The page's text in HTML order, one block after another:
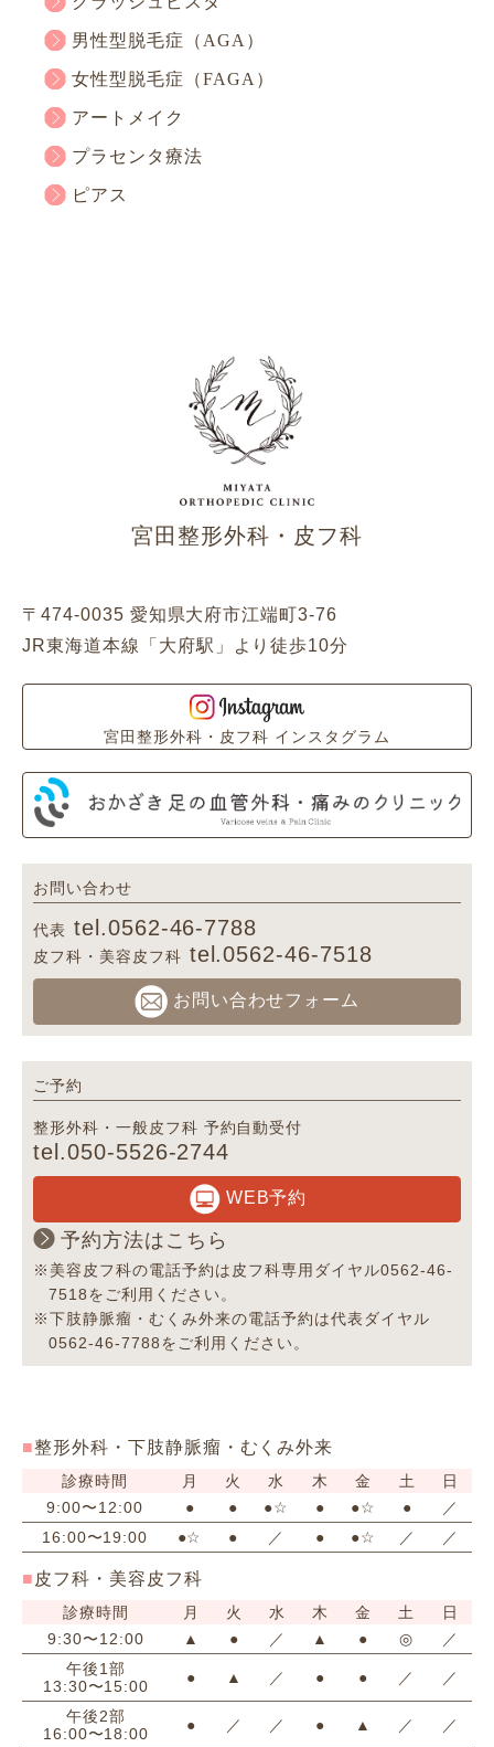
男性型脱毛症（AGA）
女性型脱毛症（FAGA）
アートメイク
プラセンタ療法
ピアス
宮田整形外科・皮フ科
〒474-0035 愛知県大府市江端町3-76
JR東海道本線「大府駅」より徒歩10分
宮田整形外科・皮フ科 インスタグラム
お問い合わせ
代表 tel.0562-46-7788
皮フ科・美容皮フ科 tel.0562-46-7518
お問い合わせフォーム
ご予約
整形外科・一般皮フ科 予約自動受付
tel.050-5526-2744
WEB予約
予約方法はこちら
※美容皮フ科の電話予約は皮フ科専用ダイヤル0562-46-
7518をご利用ください。
※下肢静脈瘤・むくみ外来の電話予約は代表ダイヤル
0562-46-7788をご利用ください。
整形外科・下肢静脈瘤・むくみ外来
診療時間 月 火 水 木 金 土
日
9:00〜12:00
● ● ●☆ ● ●☆ ●
／
16:00〜19:00
●☆ ● ／ ● ●☆ ／ ／
皮フ科・美容皮フ科
診療時間 月 火 水 木 金 土
日
9:30〜12:00
▲ ● ／ ▲ ● ◎
／
午後1部
13:30〜15:00
● ▲ ／ ● ● ／ ／
午後2部
16:00〜18:00
● ／ ／ ● ▲ ／ ／